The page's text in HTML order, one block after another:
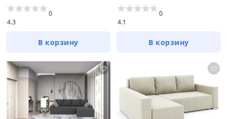
4.3
0
В корзину
4.1
0
В корзину